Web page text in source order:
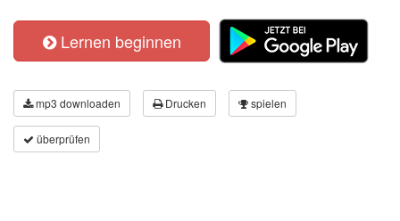
Lernen beginnen
mp3 downloaden Drucken spielen
überprüfen